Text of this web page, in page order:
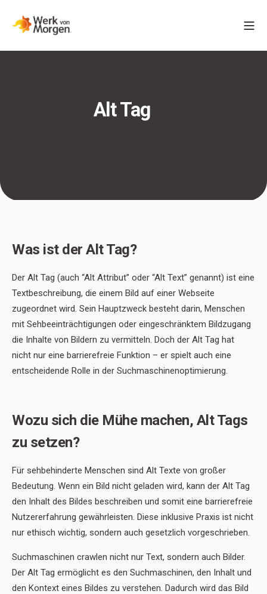
Alt Tag
Was ist der Alt Tag?
Der Alt Tag (auch “Alt Attribut” oder “Alt Text” genannt) ist eine
Textbeschreibung, die einem Bild auf einer Webseite
zugeordnet wird. Sein Hauptzweck besteht darin, Menschen
mit Sehbeeinträchtigungen oder eingeschränktem Bildzugang
die Inhalte von Bildern zu vermitteln. Doch der Alt Tag hat
nicht nur eine barrierefreie Funktion – er spielt auch eine
entscheidende Rolle in der Suchmaschinenoptimierung.
Wozu sich die Mühe machen, Alt Tags
zu setzen?
Für sehbehinderte Menschen sind Alt Texte von großer
Bedeutung. Wenn ein Bild nicht geladen wird, kann der Alt Tag
den Inhalt des Bildes beschreiben und somit eine barrierefreie
Nutzererfahrung gewährleisten. Diese inklusive Praxis ist nicht
nur ethisch wichtig, sondern auch gesetzlich vorgeschrieben.
Suchmaschinen crawlen nicht nur Text, sondern auch Bilder.
Der Alt Tag ermöglicht es den Suchmaschinen, den Inhalt und
den Kontext eines Bildes zu verstehen. Dadurch wird das Bild